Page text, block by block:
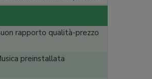
rapporto qualità-prezzo
preinstallata